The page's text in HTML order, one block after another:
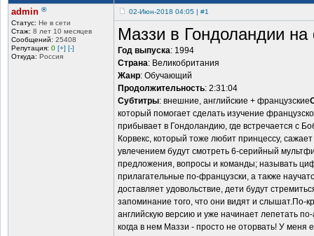
admin ®
Статус: Не в сети
Стаж: 8 лет 10 месяцев
Сообщений: 25408
Репутация: 0 [+] [-]
Откуда: Россия
02-Июн-2018 04:05 | #1
Маззи в Гондоландии
Год выпуска: 1994
Страна: Великобритания
Жанр: Обучающий
Продолжительность: 2:31:04
Субтитры: внешние, английские + французские
который помогает сделать изучение
прибывает в Гондоландию, где встречается с
Корвекс, который тоже любит принцессу,
увлечением будут смотреть 6-серийный
предложения, вопросы и команды; называть
прилагательные по-французски, а также
доставляет удовольствие, дети будут
запоминание того, что они видят и слышат.По-
английскую версию и уже начинает лепетать
когда в нем Маззи - просто не оторвать! У меня